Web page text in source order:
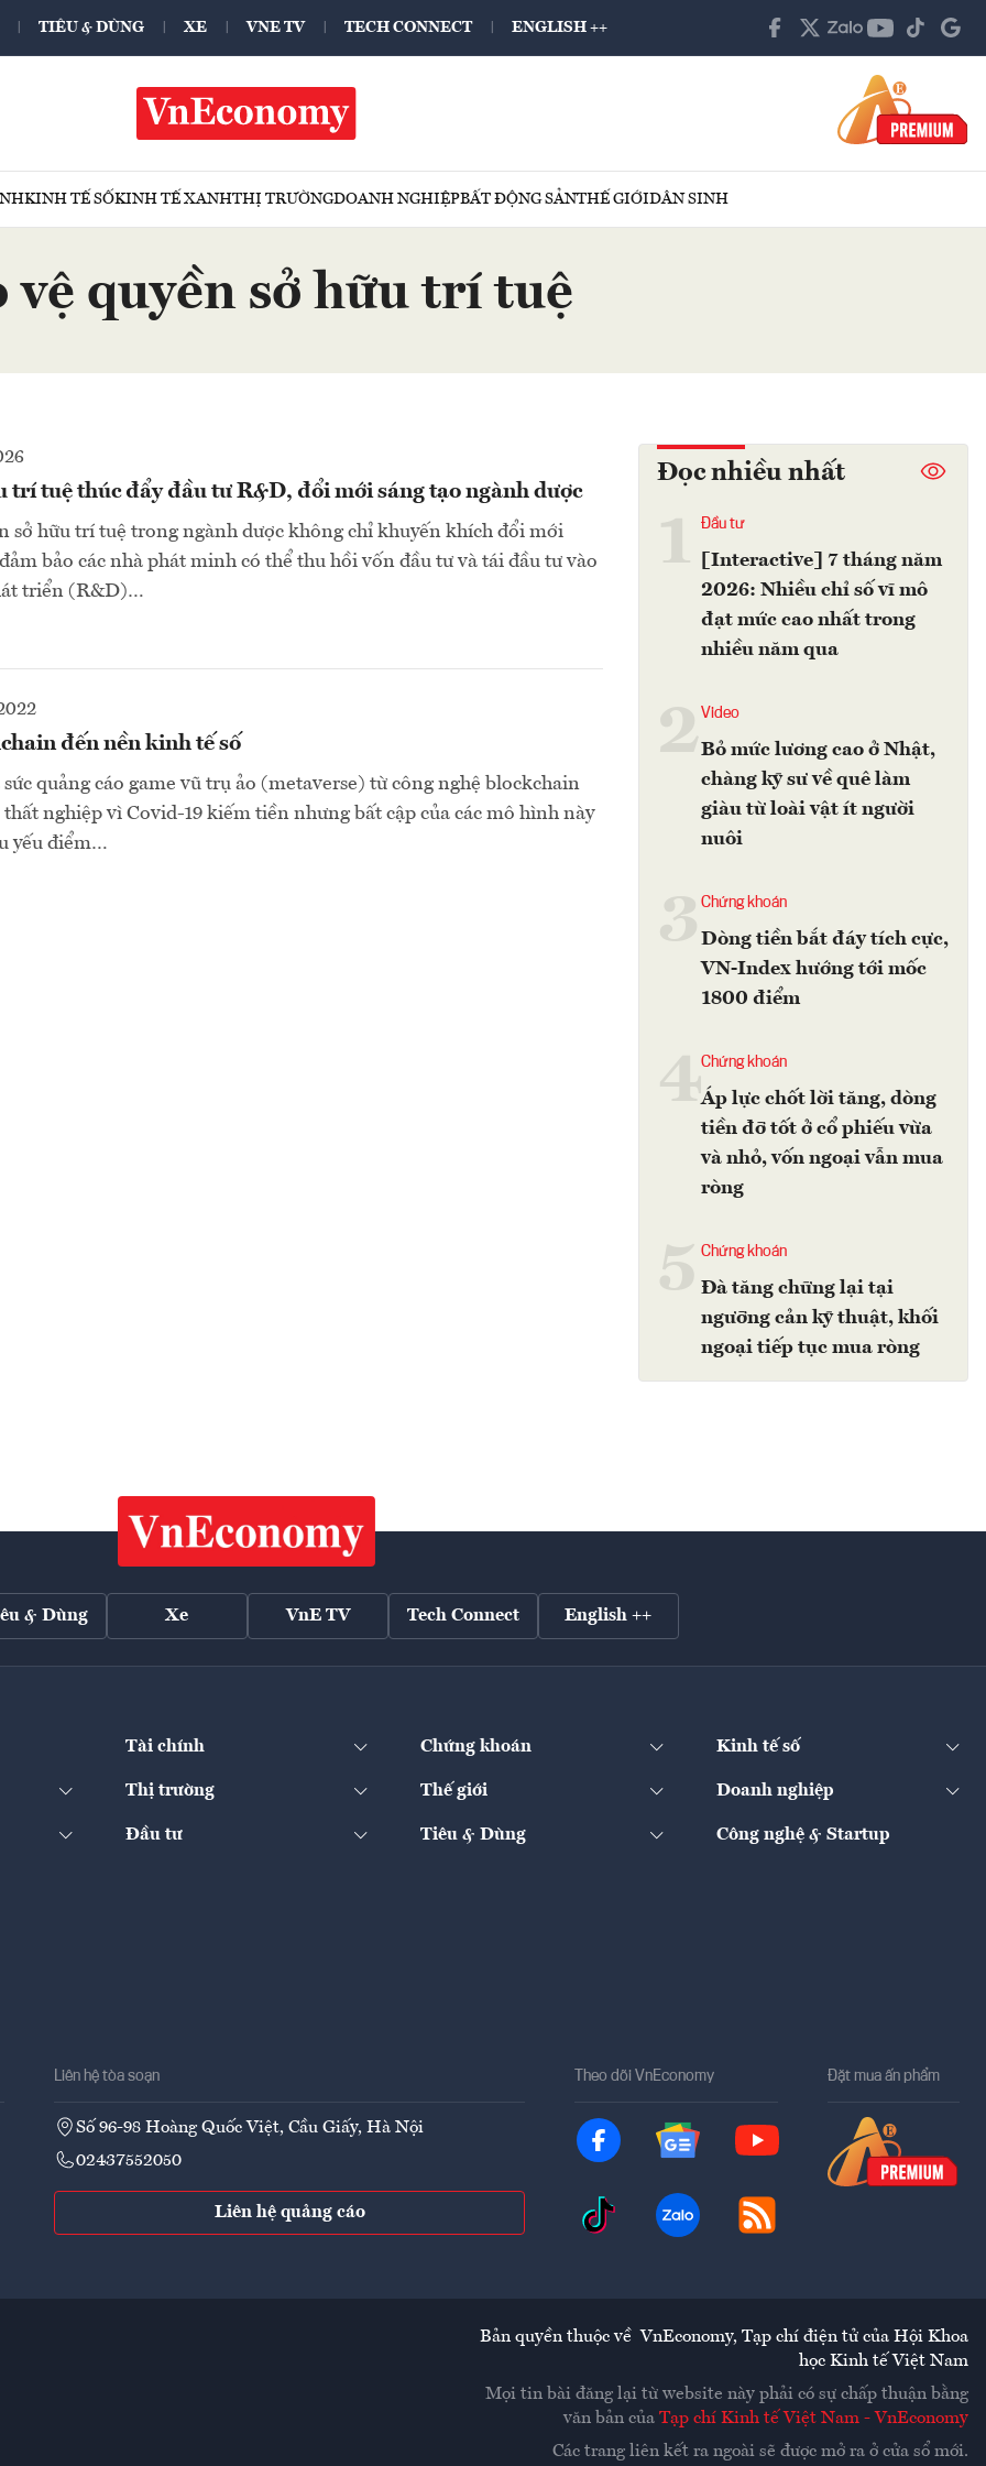
TIÊU & DÙNG XE VNE TV TECH CONNECT ENGLISH ++
KINH TẾ SỐKINH TẾ XANHTHỊ TRƯỜNGDOANH NGHIỆPBẤT ĐỘNG SẢNTHẾ GIỚIDÂN SINH
vệ quyền sở hữu trí tuệ
trí tuệ thúc đẩy đầu tư R&D, đổi mới sáng tạo ngành dược
sở hữu trí tuệ trong ngành dược không chỉ khuyến khích đổi mới
bảo các nhà phát minh có thể thu hồi vốn đầu tư và tái đầu tư vào
triển (R&D)…
đến nền kinh tế số
quảng cáo game vũ trụ ảo (metaverse) từ công nghệ blockchain
nghiệp vì Covid-19 kiếm tiền nhưng bất cập của các mô hình này
yếu điểm…
Đọc nhiều nhất
Đầu tư
[Interactive] 7 tháng năm
2026: Nhiều chỉ số vĩ mô
đạt mức cao nhất trong
nhiều năm qua
2Video
Bỏ mức lương cao ở Nhật,
chàng kỹ sư về quê làm
giàu từ loài vật ít người
nuôi
Chứng khoán
Dòng tiền bắt đáy tích cực,
VN-Index hướng tới mốc
1800 điểm
4Chứng khoán
Áp lực chốt lời tăng, dòng
tiền đỡ tốt ở cổ phiếu vừa
và nhỏ, vốn ngoại vẫn mua
ròng
Chứng khoán
Đà tăng chững lại tại
ngưỡng cản kỹ thuật, khối
ngoại tiếp tục mua ròng
& Dùng Xe VnE TV Tech Connect English ++
Tài chính Chứng khoán Kinh tế số
Thị trường Thế giới Doanh nghiệp
Đầu tư Tiêu & Dùng Công nghệ & Startup
Liên hệ tòa soạn
Số 96-98 Hoàng Quốc Việt, Cầu Giấy, Hà Nội
02437552050
Liên hệ quảng cáo
Theo dõi VnEconomy Đặt mua ấn phẩm
Bản quyền thuộc về VnEconomy, Tạp chí điện tử của Hội Khoa
học Kinh tế Việt Nam
Mọi tin bài đăng lại từ website này phải có sự chấp thuận bằng
văn bản của Tạp chí Kinh tế Việt Nam - VnEconomy
Các trang liên kết ra ngoài sẽ được mở ra ở cửa sổ mới.